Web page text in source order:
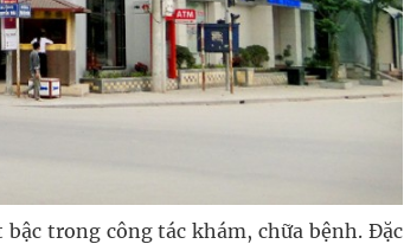
trong công tác khám, chữa bệnh. Đặc